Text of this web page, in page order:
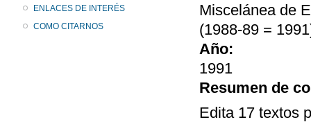
ENLACES DE INTERÉS
COMO CITARNOS
Miscelánea de
(1988-89 =
Año:
1991
Resumen de
Edita 17 textos